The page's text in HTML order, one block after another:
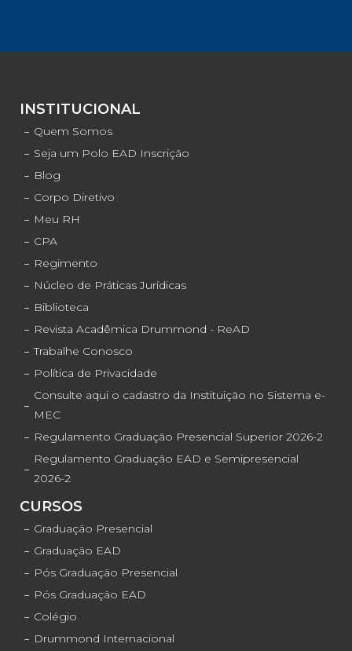
INSTITUCIONAL
Quem Somos
Seja um Polo EAD Inscrição
Blog
Corpo Diretivo
Meu RH
CPA
Regimento
Núcleo de Práticas Jurídicas
Biblioteca
Revista Acadêmica Drummond - ReAD
Trabalhe Conosco
Política de Privacidade
Consulte aqui o cadastro da Instituição no Sistema e-
MEC
Regulamento Graduação Presencial Superior 2026-2
Regulamento Graduação EAD e Semipresencial
2026-2
CURSOS
Graduação Presencial
Graduação EAD
Pós Graduação Presencial
Pós Graduação EAD
Colégio
Drummond Internacional